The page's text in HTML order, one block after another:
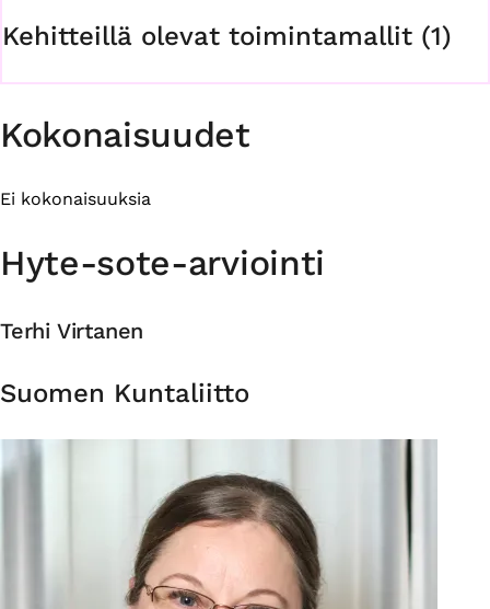
Kehitteillä olevat toimintamallit (1)
Kokonaisuudet
Ei kokonaisuuksia
Hyte-sote-arviointi
Terhi Virtanen
Organisaatio
Suomen Kuntaliitto